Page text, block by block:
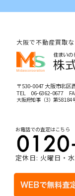
大阪で不動産買取な
〒530-0047 大阪市北区
TEL 06-6362-0677
大阪府知事（3）第58184
お電話での査定はこちら
定休日: 火曜日・